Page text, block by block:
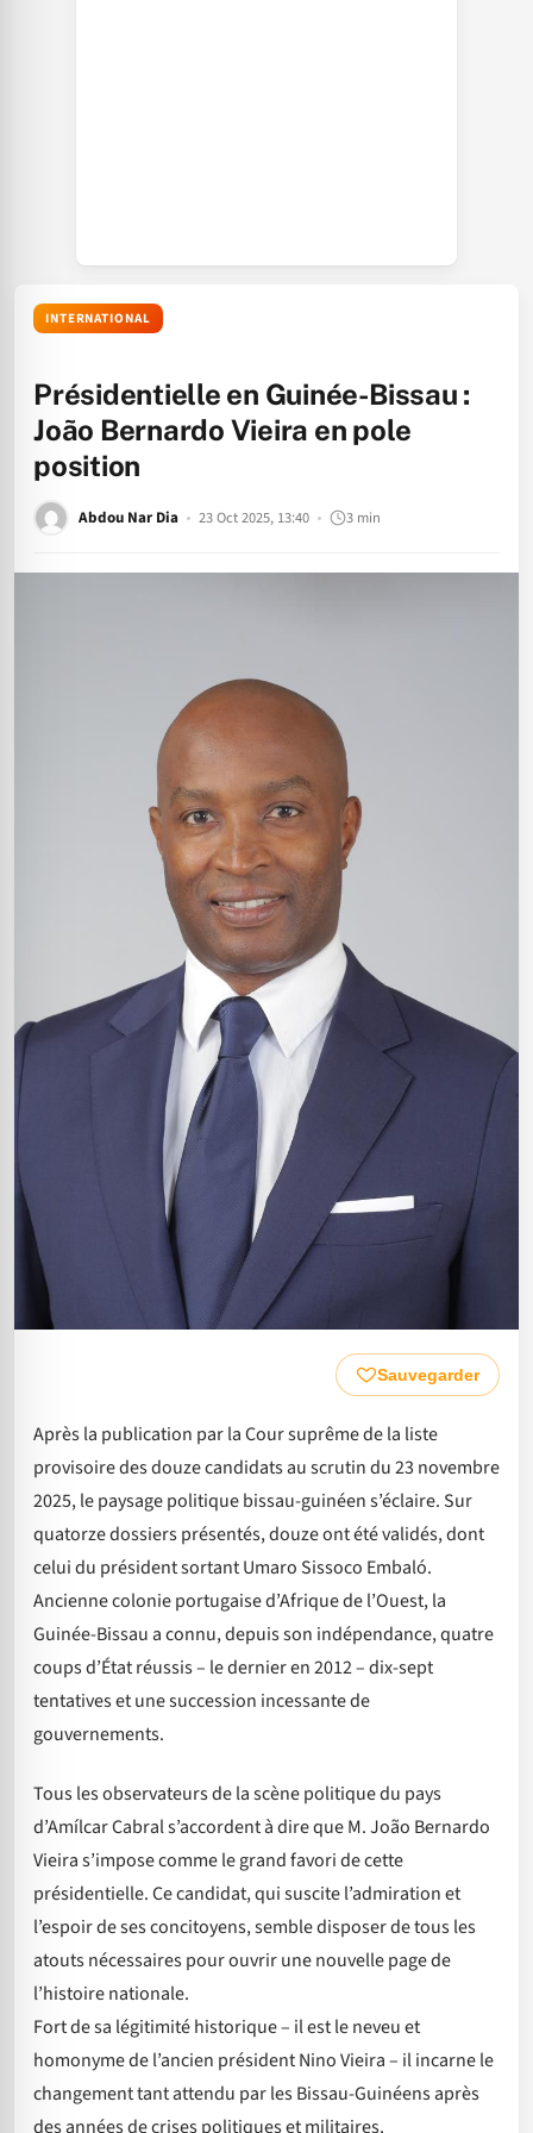
INTERNATIONAL
Présidentielle en Guinée-Bissau :
João Bernardo Vieira en pole
position
Abdou Nar Dia 23 Oct 2025, 13:40 3 min
Sauvegarder
Après la publication par la Cour suprême de la liste
provisoire des douze candidats au scrutin du 23 novembre
2025, le paysage politique bissau-guinéen s’éclaire. Sur
quatorze dossiers présentés, douze ont été validés, dont
celui du président sortant Umaro Sissoco Embaló.
Ancienne colonie portugaise d’Afrique de l’Ouest, la
Guinée-Bissau a connu, depuis son indépendance, quatre
coups d’État réussis – le dernier en 2012 – dix-sept
tentatives et une succession incessante de
gouvernements.
Tous les observateurs de la scène politique du pays
d’Amílcar Cabral s’accordent à dire que M. João Bernardo
Vieira s’impose comme le grand favori de cette
présidentielle. Ce candidat, qui suscite l’admiration et
l’espoir de ses concitoyens, semble disposer de tous les
atouts nécessaires pour ouvrir une nouvelle page de
l’histoire nationale.
Fort de sa légitimité historique – il est le neveu et
homonyme de l’ancien président Nino Vieira – il incarne le
changement tant attendu par les Bissau-Guinéens après
des années de crises politiques et militaires.